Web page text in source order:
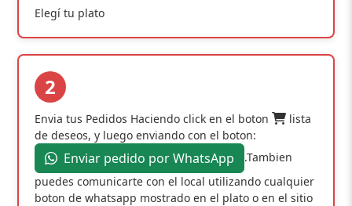
Elegí tu plato
2
Envia tus Pedidos Haciendo click en el boton
lista
de deseos, y luego enviando con el boton:
Enviar pedido por WhatsApp
.Tambien
puedes comunicarte con el local utilizando cualquier
boton de whatsapp mostrado en el plato o en el sitio